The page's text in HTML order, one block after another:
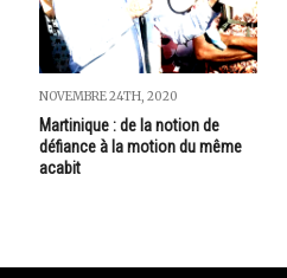
NOVEMBRE 24TH, 2020
Martinique : de la notion de
défiance à la motion du même
acabit